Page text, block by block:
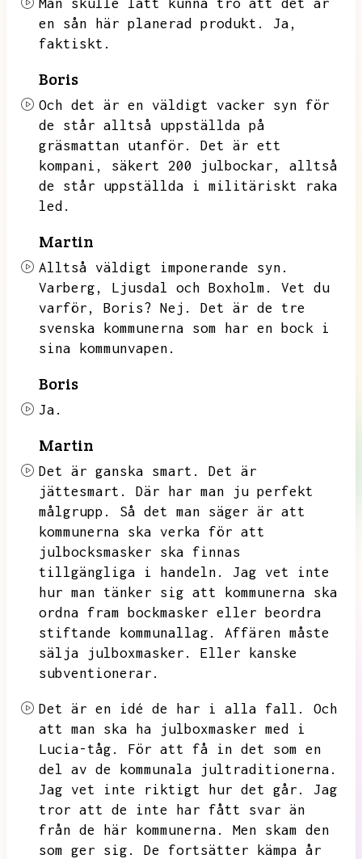
Man skulle lätt kunna tro att det är
en sån här planerad produkt.
Ja,
faktiskt.
Boris
Och det är en väldigt vacker syn för
de står alltså uppställda på
gräsmattan utanför.
Det är ett
kompani,
säkert 200 julbockar,
alltså
de står uppställda i militäriskt raka
led.
Martin
Alltså väldigt imponerande syn.
Varberg,
Ljusdal och Boxholm.
Vet du
varför,
Boris? Nej.
Det är de tre
svenska kommunerna som har en bock i
sina kommunvapen.
Boris
Ja.
Martin
Det är ganska smart.
Det är
jättesmart.
Där har man ju perfekt
målgrupp.
Så det man säger är att
kommunerna ska verka för att
julbocksmasker ska finnas
tillgängliga i handeln.
Jag vet inte
hur man tänker sig att kommunerna ska
ordna fram bockmasker eller beordra
stiftande kommunallag.
Affären måste
sälja julboxmasker.
Eller kanske
subventionerar.
Det är en idé de har i alla fall.
Och
att man ska ha julboxmasker med i
Lucia-tåg.
För att få in det som en
del av de kommunala jultraditionerna.
Jag vet inte riktigt hur det går.
Jag
tror att de inte har fått svar än
från de här kommunerna.
Men skam den
som ger sig.
De fortsätter kämpa år